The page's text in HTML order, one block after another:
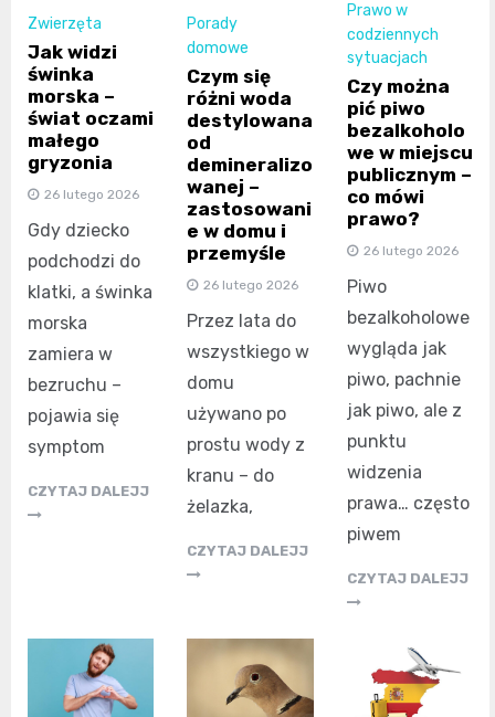
Zwierzęta
Jak widzi
świnka
morska –
świat oczami
małego
gryzonia
26 lutego 2026
Gdy dziecko
podchodzi do
klatki, a świnka
morska
zamiera w
bezruchu –
pojawia się
symptom
CZYTAJ DALEJJ
Porady
domowe
Czym się
różni woda
destylowana
od
demineralizo
wanej –
zastosowani
e w domu i
przemyśle
26 lutego 2026
Przez lata do
wszystkiego w
domu
używano po
prostu wody z
kranu – do
żelazka,
CZYTAJ DALEJJ
Prawo w
codziennych
sytuacjach
Czy można
pić piwo
bezalkoholo
we w miejscu
publicznym –
co mówi
prawo?
26 lutego 2026
Piwo
bezalkoholowe
wygląda jak
piwo, pachnie
jak piwo, ale z
punktu
widzenia
prawa… często
piwem
CZYTAJ DALEJJ